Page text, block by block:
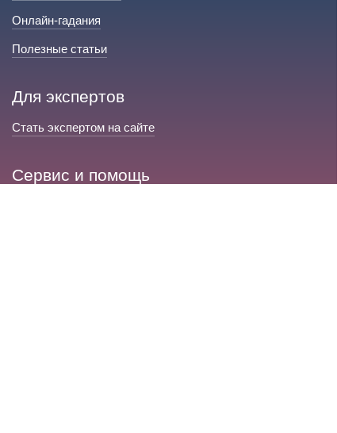
Онлайн-гадания
Полезные статьи
Для экспертов
Стать экспертом на сайте
Сервис и помощь